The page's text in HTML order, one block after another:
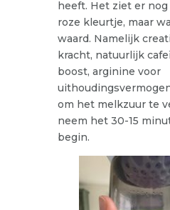
heeft. Het ziet er
roze kleurtje, maar
waard. Namelijk
kracht, natuurlijk
boost, arginine voor
om het melkzuur te
neem het 30-15
begin.